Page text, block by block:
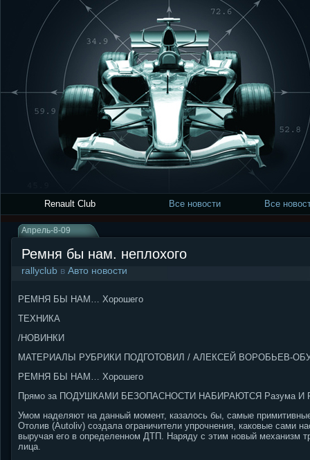
Renault Club Все новости Все
Апрель-8-09
Ремня бы нам. неплохого
rallyclub в Авто новости
РЕМНЯ БЫ НАМ… Хорошего
ТЕХНИКА
/НОВИНКИ
МАТЕРИАЛЫ РУБРИКИ ПОДГОТОВИЛ / АЛЕКСЕЙ ВОРОБЬЕВ-
РЕМНЯ БЫ НАМ… Хорошего
Прямо за ПОДУШКАМИ БЕЗОПАСНОСТИ НАБИРАЮТСЯ Разума И
Умом наделяют на данный момент, казалось бы, самые
Отолив (Autoliv) создала ограничители упрочнения, каковые сами
выручая его в определенном ДТП. Наряду с этим новый механизм
лица.